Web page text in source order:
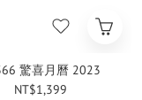
驚喜月曆 2023
NT$1,399